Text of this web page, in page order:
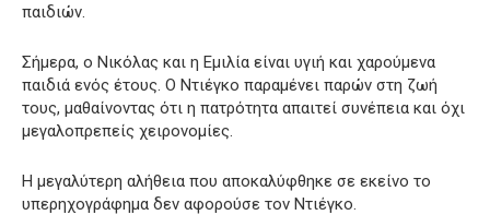
παιδιών.
Σήμερα, ο Νικόλας και η Εμιλία είναι υγιή και χαρούμενα
παιδιά ενός έτους. Ο Ντιέγκο παραμένει παρών στη ζωή
τους, μαθαίνοντας ότι η πατρότητα απαιτεί συνέπεια και όχι
μεγαλοπρεπείς χειρονομίες.
Η μεγαλύτερη αλήθεια που αποκαλύφθηκε σε εκείνο το
υπερηχογράφημα δεν αφορούσε τον Ντιέγκο.